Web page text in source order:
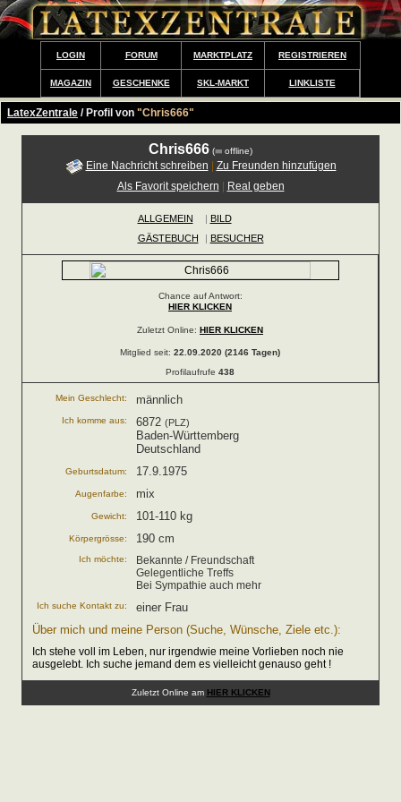
LOGIN FORUM MARKTPLATZ REGISTRIEREN
MAGAZIN GESCHENKE SKL-MARKT LINKLISTE
LatexZentrale / Profil von "Chris666"
Chris666 ( offline)
Eine Nachricht schreiben
Zu Freunden hinzufügen
Als Favorit speichern
Real geben
ALLGEMEIN | BILD
GÄSTEBUCH
| BESUCHER
Chance auf Antwort:
HIER KLICKEN
Zuletzt Online: HIER KLICKEN
Mitglied seit: 22.09.2020 (2146 Tagen)
Profilaufrufe 438
Mein Geschlecht: männlich
Ich komme aus: 6872 (PLZ)
Baden-Württemberg
Deutschland
Geburtsdatum: 17.9.1975
Augenfarbe: mix
Gewicht: 101-110 kg
Körpergrösse: 190 cm
Ich möchte:
Bekannte / Freundschaft
Gelegentliche Treffs
Bei Sympathie auch mehr
Ich suche Kontakt zu:
einer Frau
Über mich und meine Person (Suche, Wünsche, Ziele etc.):
Ich stehe voll im Leben, nur irgendwie meine Vorlieben noch nie
ausgelebt. Ich suche jemand dem es vielleicht genauso geht !
Zuletzt Online am HIER KLICKEN